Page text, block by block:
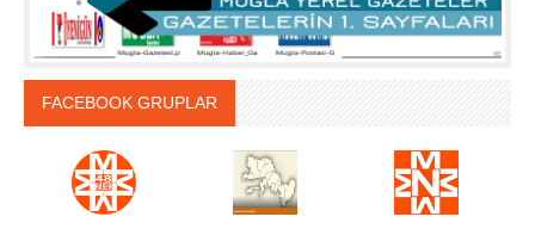
FACEBOOK GRUPLAR